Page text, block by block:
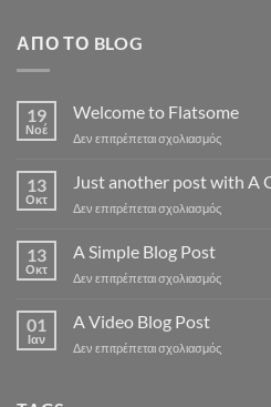
ΑΠΌ ΤΟ BLOG
19
Νοέ
Welcome to Flatsome
Δεν επιτρέπεται σχολιασμόςστο
to
Flatsome
13
Οκτ
Just another post with A
Δεν επιτρέπεται σχολιασμόςστο
with
13
Οκτ
A Simple Blog Post
Δεν επιτρέπεται σχολιασμόςστο
Post
01
Ιαν
A Video Blog Post
Δεν επιτρέπεται σχολιασμόςστο